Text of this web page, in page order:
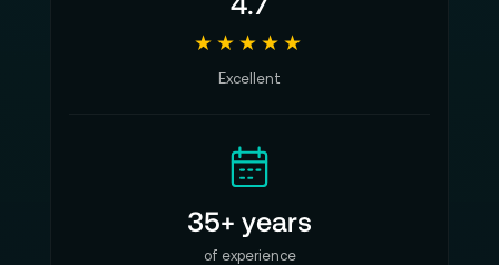
★★★★★
Excellent
35+ years
of experience